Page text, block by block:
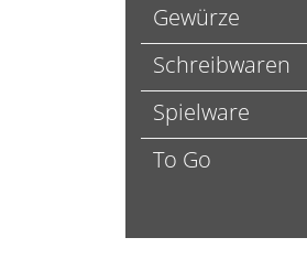
Gewürze
Schreibwaren
Spielware
To Go